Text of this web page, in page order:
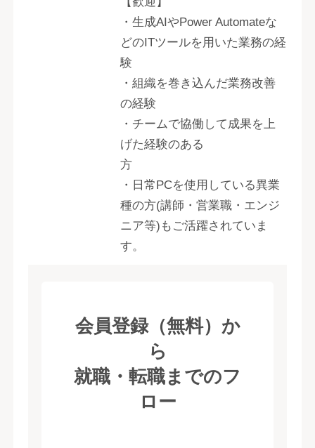
・生成AIやPower Automateな
どのITツールを用いた業務の経
験
・組織を巻き込んだ業務改善
の経験
・チームで協働して成果を上
げた経験のある
方
・日常PCを使用している異業
種の方(講師・営業職・エンジ
ニア等)もご活躍されていま
す。
会員登録（無料）か
ら
就職・転職までのフ
ロー